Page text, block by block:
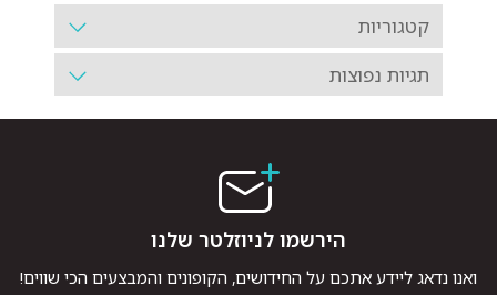
קטגוריות
תגיות נפוצות
הירשמו לניוזלטר שלנו
ואנו נדאג ליידע אתכם על החידושים, הקופונים והמבצעים הכי שווים!